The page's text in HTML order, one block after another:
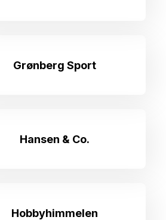
Grønberg Sport
Hansen & Co.
Hobbyhimmelen